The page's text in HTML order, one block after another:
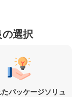
選択
パッケージソリュ